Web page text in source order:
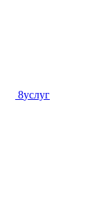
8услуг